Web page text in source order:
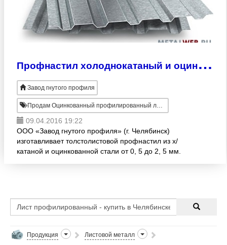
П
рофнастил холоднокатаный и оцинкованный до 2, 5 мм.
Завод гнутого профиля
Продам Оцинкованный профилированный лист
09.04.2016 19:22
ООО «Завод гнутого профиля» (г. Челябинск)
изготавливает толстолистовой профнастил из х/
катаной и оцинкованной стали от 0, 5 до 2, 5 мм.
Продукция Листовой металл